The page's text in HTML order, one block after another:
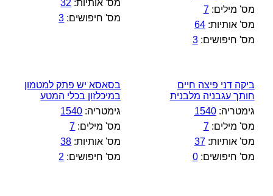
מס' מילים:7
מס' אותיות:64
מס' חיפושים:3
מס' אותיות: 32
מס' חיפושים: 3
ביקה דני פיצה חיים
חותך עגבניה מלבנית
גימטריה:1540
מס' מילים:7
מס' אותיות:37
מס' חיפושים:0
בסאסא יש פתק למטמון
במיכלזון בכלי המטע
גימטריה: 1540
מס' מילים: 7
מס' אותיות: 38
מס' חיפושים: 2